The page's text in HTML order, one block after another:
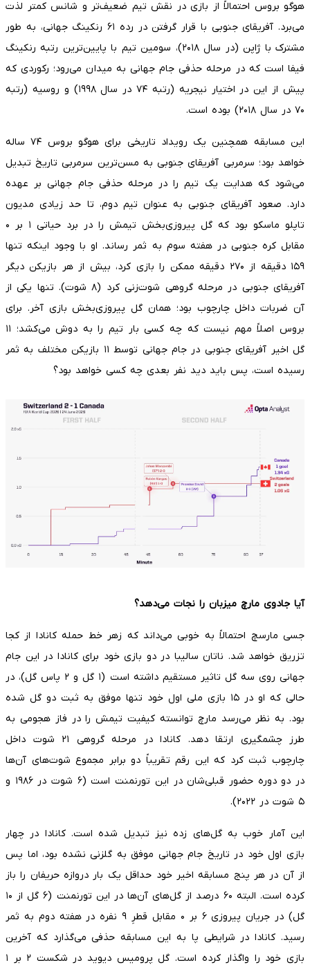
هوگو بروس احتمالاً از بازی در نقش تیم ضعیف‌تر و شانس کمتر لذت
می‌برد. آفریقای جنوبی با قرار گرفتن در رده ۶۱ رنکینگ جهانی، به طور
مشترک با ژاپن (در سال ۲۰۱۸)، سومین تیم با پایین‌ترین رتبه رنکینگ
فیفا است که در مرحله حذفی جام جهانی به میدان می‌رود؛ رکوردی که
پیش از این در اختیار نیجریه (رتبه ۷۴ در سال ۱۹۹۸) و روسیه (رتبه
۷۰ در سال ۲۰۱۸) بوده است.
این مسابقه همچنین یک رویداد تاریخی برای هوگو بروس ۷۴ ساله
خواهد بود؛ سرمربی آفریقای جنوبی به مسن‌ترین سرمربی تاریخ تبدیل
می‌شود که هدایت یک تیم را در مرحله حذفی جام جهانی بر عهده
دارد. صعود آفریقای جنوبی به عنوان تیم دوم، تا حد زیادی مدیون
تاپلو ماسکو بود که گل پیروزی‌بخش تیمش را در برد حیاتی ۱ بر ۰
مقابل کره جنوبی در هفته سوم به ثمر رساند. او با وجود اینکه تنها
۱۵۹ دقیقه از ۲۷۰ دقیقه ممکن را بازی کرد، بیش از هر بازیکن دیگر
آفریقای جنوبی در مرحله گروهی شوت‌زنی کرد (۸ شوت). تنها یکی از
آن ضربات داخل چارچوب بود؛ همان گل پیروزی‌بخش بازی آخر. برای
بروس اصلاً مهم نیست که چه کسی بار تیم را به دوش می‌کشد؛ ۱۱
گل اخیر آفریقای جنوبی در جام جهانی توسط ۱۱ بازیکن مختلف به ثمر
رسیده است، پس باید دید نفر بعدی چه کسی خواهد بود؟
آیا جادوی مارچ میزبان را نجات می‌دهد؟
جسی مارسچ احتمالاً به خوبی می‌داند که زهر خط حمله کانادا از کجا
تزریق خواهد شد. ناتان سالیبا در دو بازی خود برای کانادا در این جام
جهانی روی سه گل تاثیر مستقیم داشته است (۱ گل و ۲ پاس گل)، در
حالی که او در ۱۵ بازی ملی اول خود تنها موفق به ثبت دو گل شده
بود. به نظر می‌رسد مارچ توانسته کیفیت تیمش را در فاز هجومی به
طرز چشمگیری ارتقا دهد. کانادا در مرحله گروهی ۲۱ شوت داخل
چارچوب ثبت کرد که این رقم تقریباً دو برابر مجموع شوت‌های آن‌ها
در دو دوره حضور قبلی‌شان در این تورنمنت است (۶ شوت در ۱۹۸۶ و
۵ شوت در ۲۰۲۲).
این آمار خوب به گل‌های زده نیز تبدیل شده است. کانادا در چهار
بازی اول خود در تاریخ جام جهانی موفق به گلزنی نشده بود، اما پس
از آن در هر پنج مسابقه اخیر خود حداقل یک بار دروازه حریفان را باز
کرده است. البته ۶۰ درصد از گل‌های آن‌ها در این تورنمنت (۶ گل از ۱۰
گل) در جریان پیروزی ۶ بر ۰ مقابل قطرِ ۹ نفره در هفته دوم به ثمر
رسید. کانادا در شرایطی پا به این مسابقه حذفی می‌گذارد که آخرین
بازی خود را واگذار کرده است. گل پرومیس دیوید در شکست ۲ بر ۱